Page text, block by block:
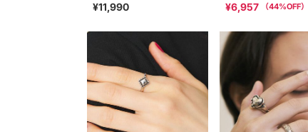
¥11,990 ¥6,957 （44%OFF）